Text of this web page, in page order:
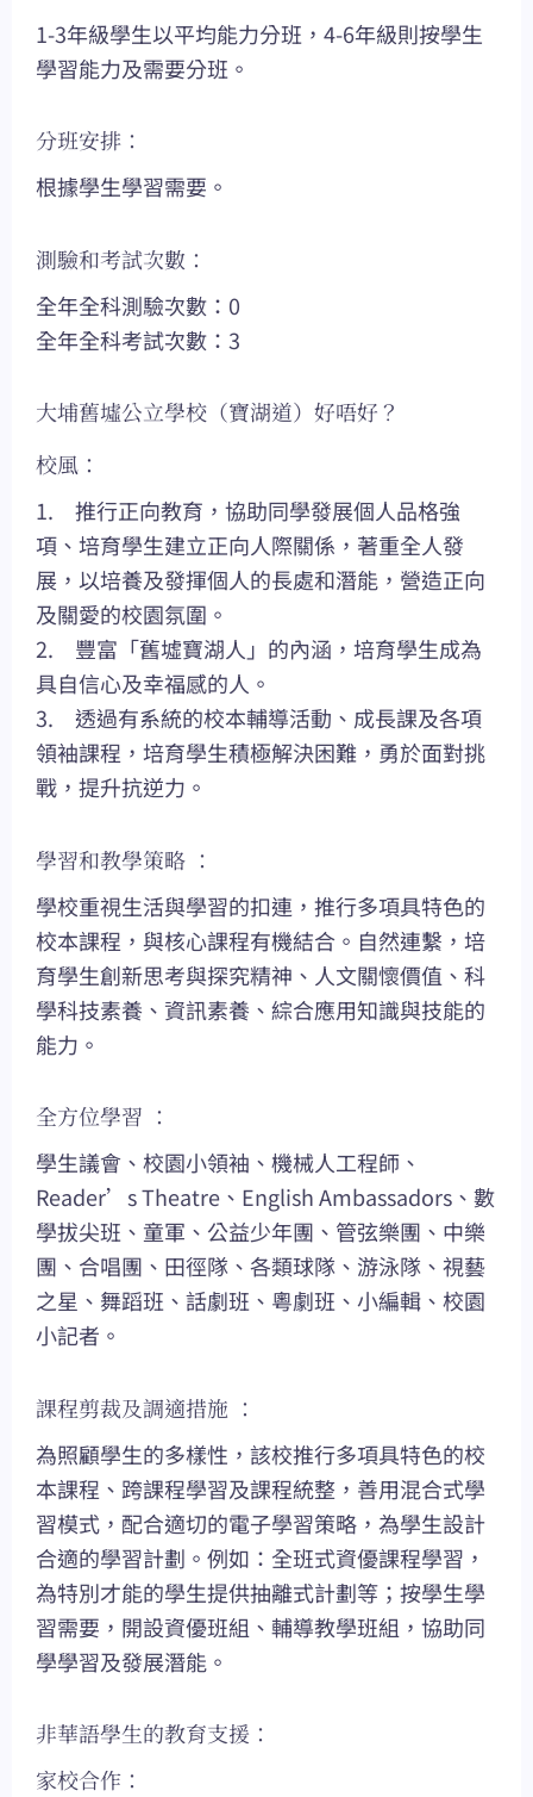
1-3年級學生以平均能力分班，4-6年級則按學生
學習能力及需要分班。
分班安排：
根據學生學習需要。
測驗和考試次數：
全年全科測驗次數：0
全年全科考試次數：3
大埔舊墟公立學校（寶湖道）好唔好？
校風：
1. 推行正向教育，協助同學發展個人品格強
項、培育學生建立正向人際關係，著重全人發
展，以培養及發揮個人的長處和潛能，營造正向
及關愛的校園氛圍。
2. 豐富「舊墟寶湖人」的內涵，培育學生成為
具自信心及幸福感的人。
3. 透過有系統的校本輔導活動、成長課及各項
領袖課程，培育學生積極解決困難，勇於面對挑
戰，提升抗逆力。
學習和教學策略 ：
學校重視生活與學習的扣連，推行多項具特色的
校本課程，與核心課程有機結合。自然連繫，培
育學生創新思考與探究精神、人文關懷價值、科
學科技素養、資訊素養、綜合應用知識與技能的
能力。
全方位學習 ：
學生議會、校園小領袖、機械人工程師、
Reader’s Theatre、English Ambassadors、數
學拔尖班、童軍、公益少年團、管弦樂團、中樂
團、合唱團、田徑隊、各類球隊、游泳隊、視藝
之星、舞蹈班、話劇班、粵劇班、小編輯、校園
小記者。
課程剪裁及調適措施 ：
為照顧學生的多樣性，該校推行多項具特色的校
本課程、跨課程學習及課程統整，善用混合式學
習模式，配合適切的電子學習策略，為學生設計
合適的學習計劃。例如：全班式資優課程學習，
為特別才能的學生提供抽離式計劃等；按學生學
習需要，開設資優班組、輔導教學班組，協助同
學學習及發展潛能。
非華語學生的教育支援：
家校合作：